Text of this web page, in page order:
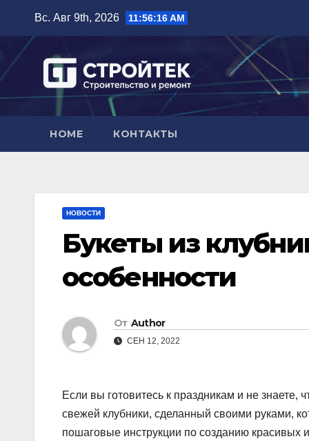
содержимому
Вс. Авг 9th, 2026 11:56:17 AM
HOME КОНТАКТЫ
НОВОСТИ
Букеты из
особенности
От Author
СЕН 12, 2022
Если вы готовитесь к праздникам и не знаете,
свежей клубники, сделанный своими руками,
пошаговые инструкции по созданию красивых